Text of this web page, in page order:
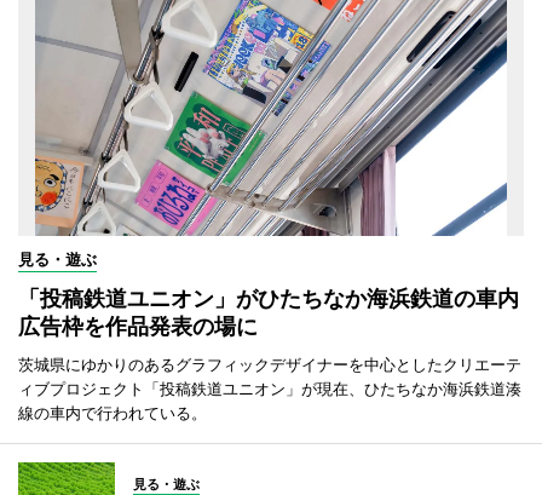
見る・遊ぶ
「投稿鉄道ユニオン」がひたちなか海浜鉄道の車内
広告枠を作品発表の場に
茨城県にゆかりのあるグラフィックデザイナーを中心としたクリエーテ
ィブプロジェクト「投稿鉄道ユニオン」が現在、ひたちなか海浜鉄道湊
線の車内で行われている。
見る・遊ぶ